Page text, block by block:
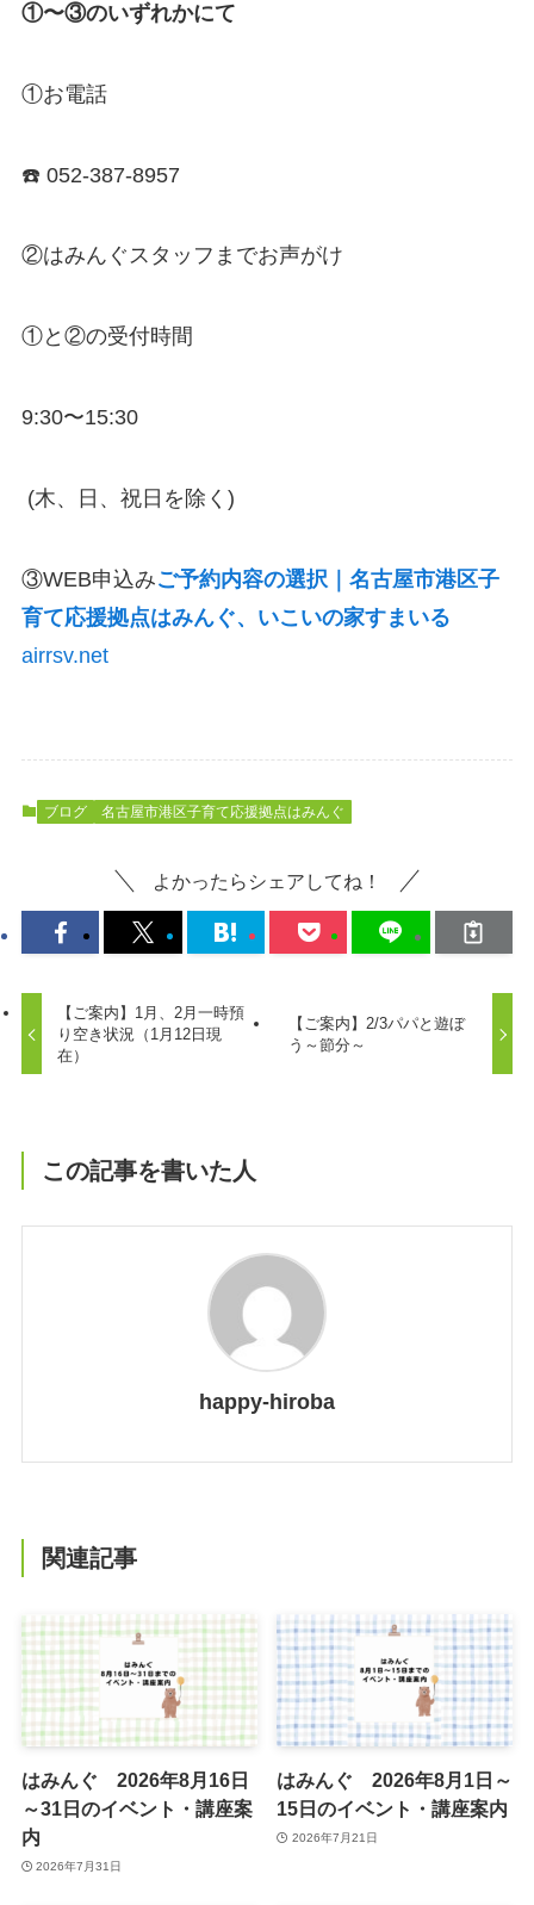
①〜③のいずれかにて
①お電話
☎️ 052-387-8957
②はみんぐスタッフまでお声がけ
①と②の受付時間
9:30〜15:30
(木、日、祝日を除く)
③WEB申込みご予約内容の選択｜名古屋市港区子
育て応援拠点はみんぐ、いこいの家すまいる
airrsv.net
ブログ 名古屋市港区子育て応援拠点はみんぐ
よかったらシェアしてね！
【ご案内】1月、2月一時預
り空き状況（1月12日現
在）
【ご案内】2/3パパと遊ぼ
う～節分～
この記事を書いた人
happy-hiroba
関連記事
はみんぐ 2026年8月16日
～31日のイベント・講座案
内
2026年7月31日
はみんぐ 2026年8月1日～
15日のイベント・講座案内
2026年7月21日